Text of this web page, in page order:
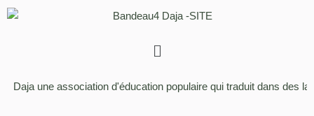
Daja une association d'éducation populaire qui traduit dans des